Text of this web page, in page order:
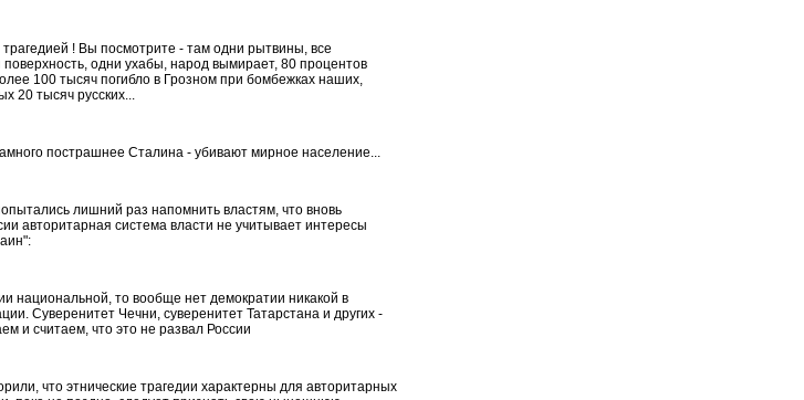
трагедией ! Вы посмотрите - там одни рытвины, все
одни ухабы, народ вымирает, 80 процентов
100 тысяч погибло в Грозном при бомбежках наших,
20 тысяч русских...
пострашнее Сталина - убивают мирное население...
лишний раз напомнить властям, что вновь
авторитарная система власти не учитывает интересы
национальной, то вообще нет демократии никакой в
Суверенитет Чечни, суверенитет Татарстана и других -
и считаем, что это не развал России
что этнические трагедии характерны для авторитарных